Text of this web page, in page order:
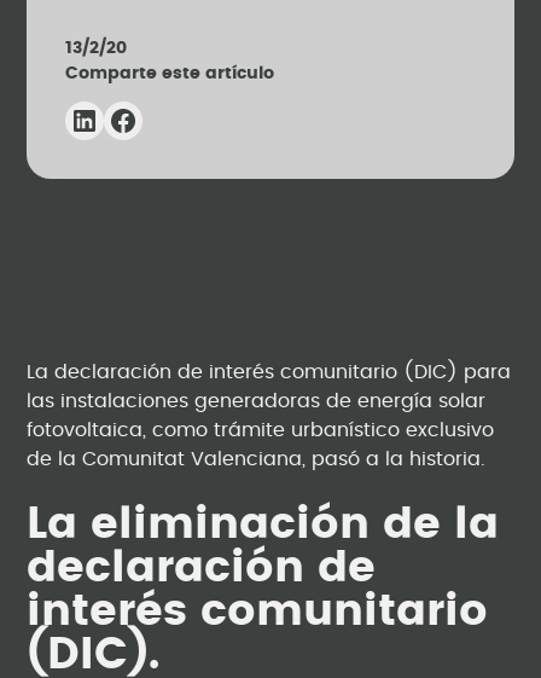
13/2/20
Comparte este artículo
La declaración de interés comunitario (DIC) para
las instalaciones generadoras de energía solar
fotovoltaica, como trámite urbanístico exclusivo
de la Comunitat Valenciana, pasó a la historia.
La eliminación de la
declaración de
interés comunitario
(DIC).